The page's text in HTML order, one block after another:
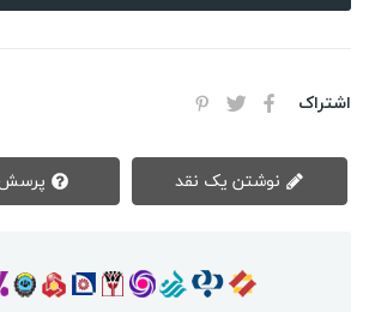
اشتراک